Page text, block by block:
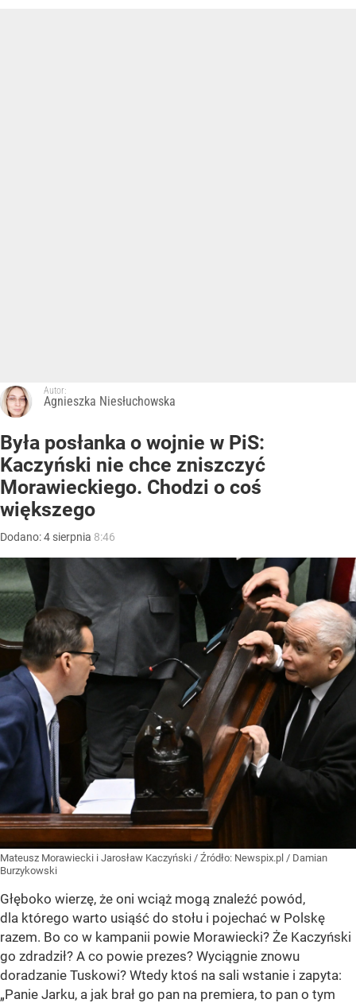
Autor:
Agnieszka Niesłuchowska
Była posłanka o wojnie w PiS:
Kaczyński nie chce zniszczyć
Morawieckiego. Chodzi o coś
większego
Dodano:4 sierpnia 8:46
Mateusz Morawiecki i Jarosław Kaczyński / Źródło: Newspix.pl / Damian
Burzykowski
Głęboko wierzę, że oni wciąż mogą znaleźć powód,
dla którego warto usiąść do stołu i pojechać w Polskę
razem. Bo co w kampanii powie Morawiecki? Że Kaczyński
go zdradził? A co powie prezes? Wyciągnie znowu
doradzanie Tuskowi? Wtedy ktoś na sali wstanie i zapyta:
„Panie Jarku, a jak brał go pan na premiera, to pan o tym